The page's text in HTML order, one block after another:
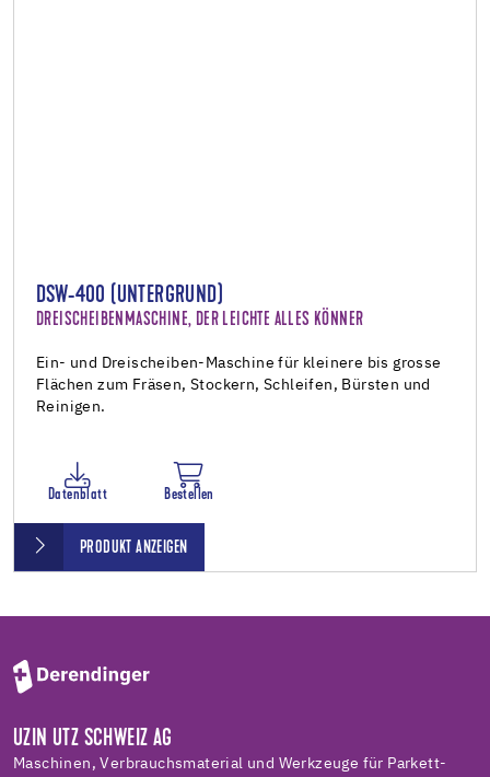
DSW-400 (UNTERGRUND)
DREISCHEIBENMASCHINE, DER LEICHTE ALLES KÖNNER
Ein- und Dreischeiben-Maschine für kleinere bis grosse
Flächen zum Fräsen, Stockern, Schleifen, Bürsten und
Reinigen.
Datenblatt Bestellen
PRODUKT ANZEIGEN
UZIN UTZ SCHWEIZ AG
Maschinen, Verbrauchsmaterial und Werkzeuge für Parkett-